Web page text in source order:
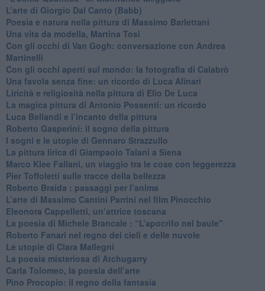
​L’arte di Giorgio Dal Canto (Babb)
Poesia e natura nella pittura di Massimo Barlettani
Una vita da modella, Martina Tosi
​Con gli occhi di Van Gogh: conversazione con Andrea
Martinelli
​Con gli occhi aperti sul mondo: la fotografia di Calabrò
Una favola senza fine: un ricordo di Luca Alinari
Liricità e religiosità nella pittura di Elio De Luca
La magica pittura di Antonio Possenti: un ricordo
Luca Bellandi e l’incanto della pittura
​Roberto Gasperini: il sogno della pittura
I sogni e le utopie di Gennaro Strazzullo
La pittura lirica di Giampaolo Talani a Siena
​Marco Klee Fallani, un viaggio tra le cose con leggerezza
​Pier Toffoletti sulle tracce della bellezza
​Roberto Braida : passaggi per l’anima
​L’arte di Massimo Cantini Parrini nel film Pinocchio
Eleonora Cappelletti, un’attrice toscana
​La poesia di Michele Brancale : “L’apocrifo nel baule"
Roberto Fanari nel regno dei cieli e delle nuvole
Le utopie di Clara Mallegni
​La poesia misteriosa di Atchugarry
Carla Tolomeo, la poesia dell’arte
Pino Procopio: il regno della fantasia